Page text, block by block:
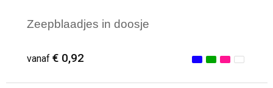
Zeepblaadjes in doosje
vanaf € 0,92